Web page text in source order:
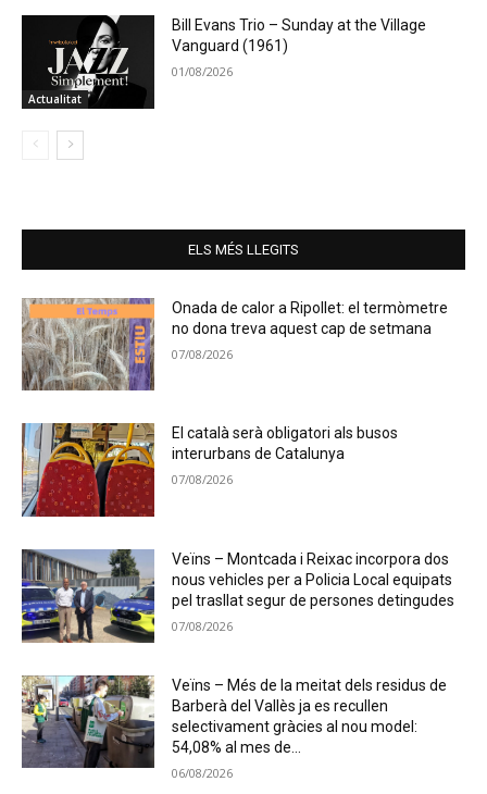
Actualitat
Bill Evans Trio – Sunday at the Village
Vanguard (1961)
01/08/2026
ELS MÉS LLEGITS
Onada de calor a Ripollet: el termòmetre
no dona treva aquest cap de setmana
07/08/2026
El català serà obligatori als busos
interurbans de Catalunya
07/08/2026
Veïns – Montcada i Reixac incorpora dos
nous vehicles per a Policia Local equipats
pel trasllat segur de persones detingudes
07/08/2026
Veïns – Més de la meitat dels residus de
Barberà del Vallès ja es recullen
selectivament gràcies al nou model:
54,08% al mes de...
06/08/2026